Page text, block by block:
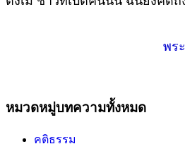
พร
หมวดหมู่บทความทั้งหมด
คติธรรม